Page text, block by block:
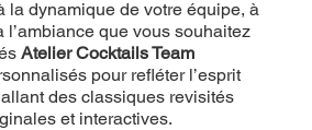
la dynamique de votre équipe, à
l’ambiance que vous souhaitez
Atelier Cocktails Team
pour refléter l’esprit
des classiques revisités
et interactives.